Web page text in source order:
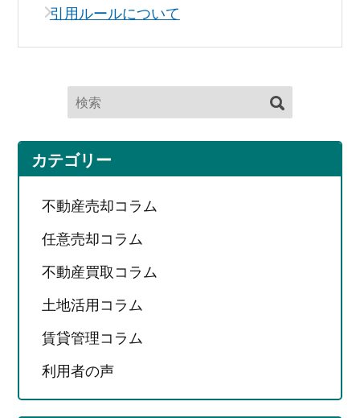
引用ルールについて
カテゴリー
不動産売却コラム
任意売却コラム
不動産買取コラム
土地活用コラム
賃貸管理コラム
利用者の声